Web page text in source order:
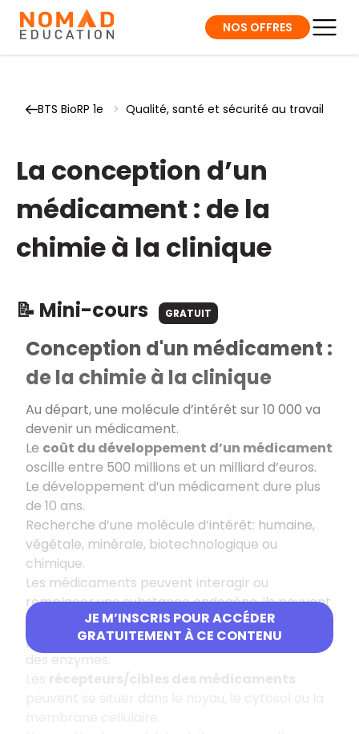
NOS OFFRES
BTS BioRP 1e > Qualité, santé et sécurité au travail
La conception d’un
médicament : de la
chimie à la clinique
📝 Mini-cours GRATUIT
JE M’INSCRIS POUR ACCÉDER
GRATUITEMENT À CE CONTENU
Conception d'un médicament :
de la chimie à la clinique
Au départ,une molécule d’intérêt sur 10 000 va
devenir un médicament.
Le coût du développement d’un médicament
oscille entre 500 millions et un milliard d’euros.
Le développement d’un médicament dure plus
de 10 ans.
Recherche d’une molécule d’intérêt: humaine,
végétale, minérale, biotechnologique ou
chimique.
Les médicaments peuvent interagir ou
remplacer une substance endogène, ils peuvent
interagir avec les micro-organismes
pathogènes ou avec des canaux et récepteurs,
des enzymes.
Les récepteurs/cibles des médicaments